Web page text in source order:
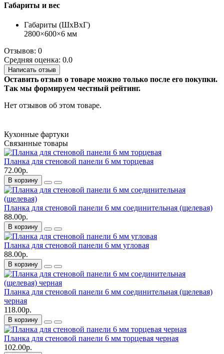
Габариты и вес
Габариты (ШхВхГ)
2800×600×6 мм
Отзывов: 0
Средняя оценка: 0.0
Написать отзыв
Оставить отзыв о товаре можно только после его покупки.
Так мы формируем честный рейтинг.
Нет отзывов об этом товаре.
Кухонные фартуки
Связанные товары
Планка для стеновой панели 6 мм торцевая
72.00р.
В корзину
Планка для стеновой панели 6 мм соединительная (щелевая)
88.00р.
В корзину
Планка для стеновой панели 6 мм угловая
88.00р.
В корзину
Планка для стеновой панели 6 мм соединительная (щелевая)
черная
118.00р.
В корзину
Планка для стеновой панели 6 мм торцевая черная
102.00р.